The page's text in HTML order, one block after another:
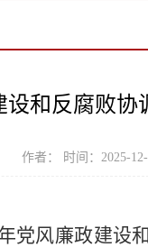
和反腐败
作者： 时间：2025-12-
党风廉政建设